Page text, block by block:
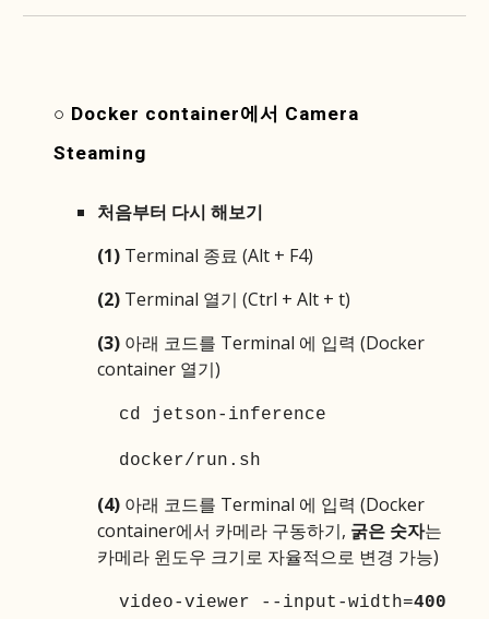
○ Docker container에서 Camera
Steaming
처음부터 다시 해보기
(1) Terminal 종료 (Alt + F4)
(2) Terminal 열기 (Ctrl + Alt + t)
(3) 아래 코드를 Terminal 에 입력 (Docker
container 열기)
cd jetson-inference
docker/run.sh
(4) 아래 코드를 Terminal 에 입력 (Docker
container에서 카메라 구동하기, 굵은 숫자는
카메라 윈도우 크기로 자율적으로 변경 가능)
video-viewer --input-width=400